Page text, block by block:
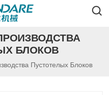
БЛОКОВ
Пустотелых Блоков